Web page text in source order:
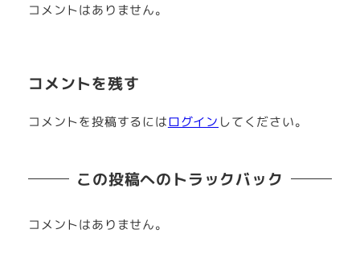
コメントはありません。
コメントを残す
コメントを投稿するにはログイン してください。
この投稿へのトラックバック
コメントはありません。